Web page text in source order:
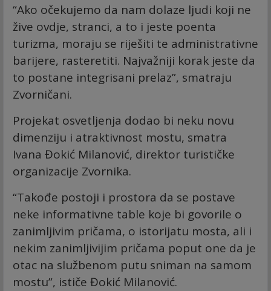
“Ako očekujemo da nam dolaze ljudi koji ne
žive ovdje, stranci, a to i jeste poenta
turizma, moraju se riješiti te administrativne
barijere, rasteretiti. Najvažniji korak jeste da
to postane integrisani prelaz”, smatraju
Zvorničani.
Projekat osvetljenja dodao bi neku novu
dimenziju i atraktivnost mostu, smatra
Ivana Đokić Milanović, direktor turističke
organizacije Zvornika.
“Takođe postoji i prostora da se postave
neke informativne table koje bi govorile o
zanimljivim pričama, o istorijatu mosta, ali i
nekim zanimljivijim pričama poput one da je
otac na službenom putu sniman na samom
mostu”, ističe Đokić Milanović.